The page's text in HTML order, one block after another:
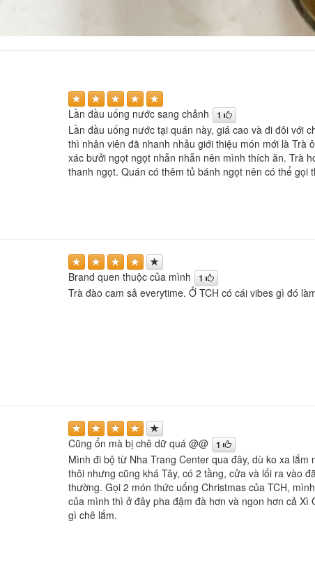
Lần đầu uống nước sang chảnh 1
Lần đầu uống nước tại quán này, giá cao và đi đôi với
thì nhân viên đã nhanh nhảu giới thiệu món mới là Trà
xác bưởi ngọt ngọt nhẫn nhẫn nên mình thích ăn. Trà
thanh ngọt. Quán có thêm tủ bánh ngọt nên có thể gọi
Brand quen thuộc của mình 1
Trà đào cam sả everytime. Ở TCH có cái vibes gì đó
Cũng ổn mà bị chê dữ quá @@ 1
Mình đi bộ từ Nha Trang Center qua đây, dù ko xa
thôi nhưng cũng khá Tây, có 2 tầng, cửa và lối ra vào
thường. Gọi 2 món thức uống Christmas của TCH,
của mình thì ở đây pha đậm đà hơn và ngon hơn cả Xì
gì chê lắm.